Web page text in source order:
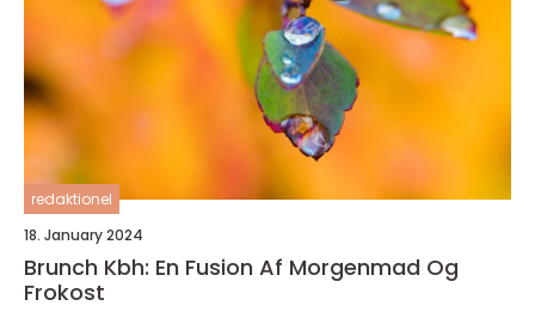
redaktionel
18. January 2024
Brunch Kbh: En Fusion Af Morgenmad Og
Frokost